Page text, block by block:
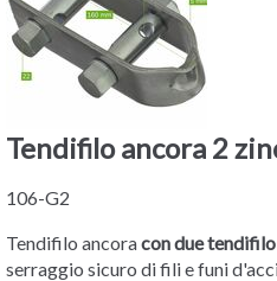
Tendifilo ancora 2
106-G2
Tendifilo ancoracon due tendifilo
serraggio sicuro di fili e funi